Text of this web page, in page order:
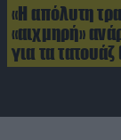
«Η απόλυτη
«αιχμηρή»
για τα